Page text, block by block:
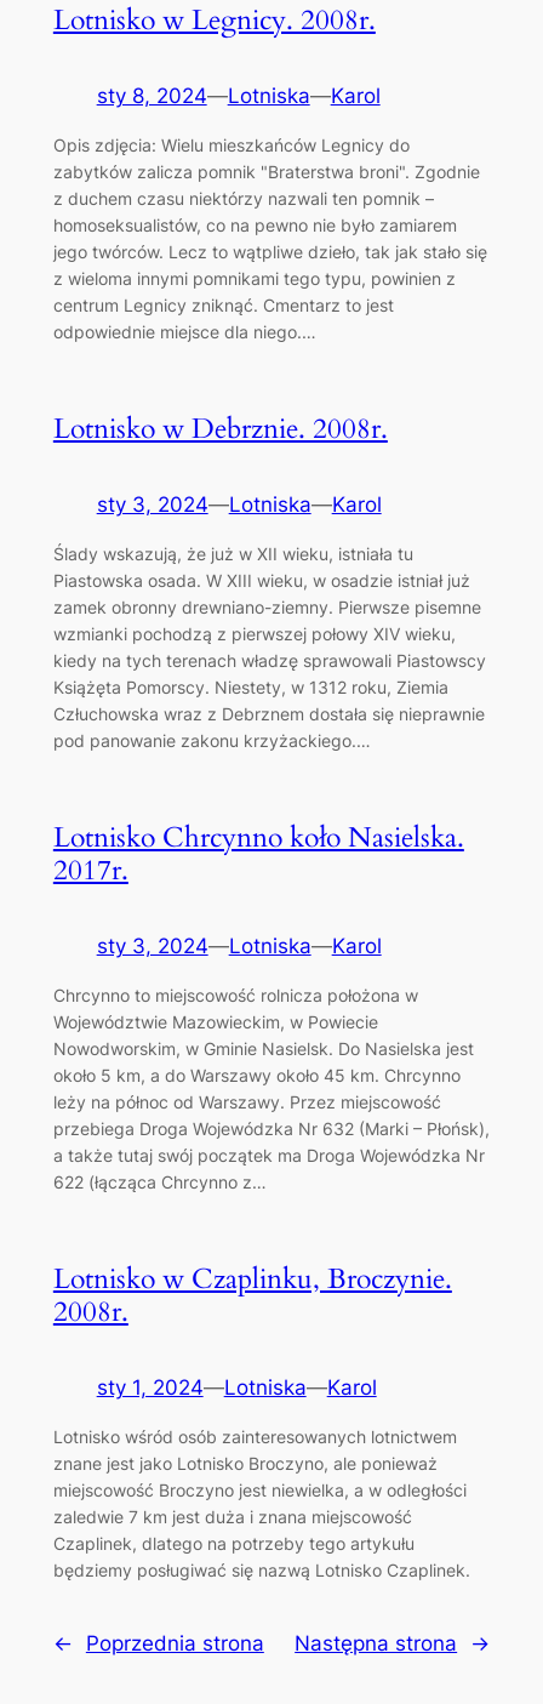
Lotnisko w Legnicy. 2008r.
sty 8, 2024—Lotniska—Karol
Opis zdjęcia: Wielu mieszkańców Legnicy do
zabytków zalicza pomnik "Braterstwa broni". Zgodnie
z duchem czasu niektórzy nazwali ten pomnik –
homoseksualistów, co na pewno nie było zamiarem
jego twórców. Lecz to wątpliwe dzieło, tak jak stało się
z wieloma innymi pomnikami tego typu, powinien z
centrum Legnicy zniknąć. Cmentarz to jest
odpowiednie miejsce dla niego.…
Lotnisko w Debrznie. 2008r.
sty 3, 2024—Lotniska—Karol
Ślady wskazują, że już w XII wieku, istniała tu
Piastowska osada. W XIII wieku, w osadzie istniał już
zamek obronny drewniano-ziemny. Pierwsze pisemne
wzmianki pochodzą z pierwszej połowy XIV wieku,
kiedy na tych terenach władzę sprawowali Piastowscy
Książęta Pomorscy. Niestety, w 1312 roku, Ziemia
Człuchowska wraz z Debrznem dostała się nieprawnie
pod panowanie zakonu krzyżackiego.…
Lotnisko Chrcynno koło Nasielska.
2017r.
sty 3, 2024—Lotniska—Karol
Chrcynno to miejscowość rolnicza położona w
Województwie Mazowieckim, w Powiecie
Nowodworskim, w Gminie Nasielsk. Do Nasielska jest
około 5 km, a do Warszawy około 45 km. Chrcynno
leży na północ od Warszawy. Przez miejscowość
przebiega Droga Wojewódzka Nr 632 (Marki – Płońsk),
a także tutaj swój początek ma Droga Wojewódzka Nr
622 (łącząca Chrcynno z…
Lotnisko w Czaplinku, Broczynie.
2008r.
sty 1, 2024—Lotniska—Karol
Lotnisko wśród osób zainteresowanych lotnictwem
znane jest jako Lotnisko Broczyno, ale ponieważ
miejscowość Broczyno jest niewielka, a w odległości
zaledwie 7 km jest duża i znana miejscowość
Czaplinek, dlatego na potrzeby tego artykułu
będziemy posługiwać się nazwą Lotnisko Czaplinek.
← Poprzednia strona Następna strona →